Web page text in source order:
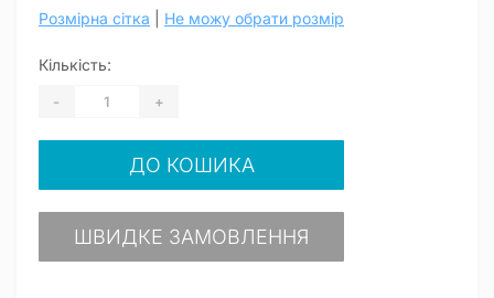
Розмірна сітка Не можу обрати розмір
Кількість:
- +
ДО КОШИКА
ШВИДКЕ ЗАМОВЛЕННЯ